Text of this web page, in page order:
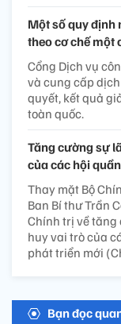
Một số quy định
theo cơ chế một
Cổng Dịch vụ
và cung cấp
quyết, kết quả
toàn quốc.
Tăng cường sự
của các hội
Thay mặt Bộ
Ban Bí thư Trần
Chính trị về
huy vai trò của
phát triển mới
Bạn đọc